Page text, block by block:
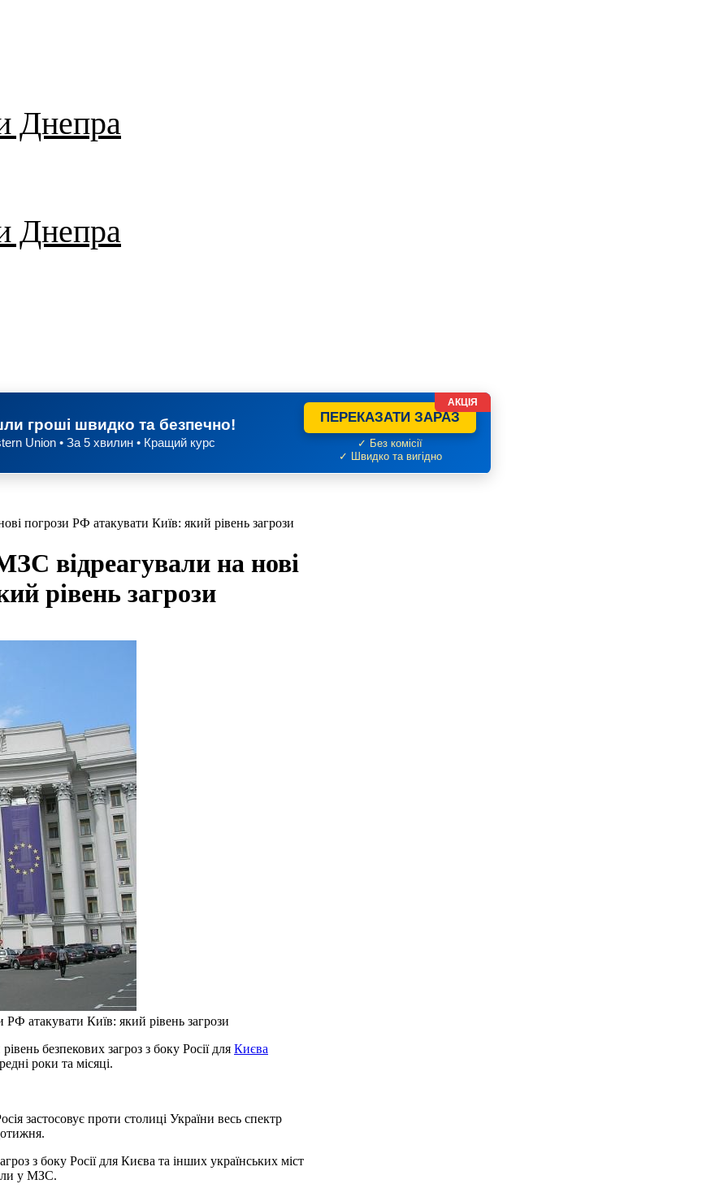
Днепра
Днепра
гроші швидко та безпечно!
Union • За 5 хвилин • Кращий курс
ПЕРЕКАЗАТИ ЗАРАЗ
✓ Без комісії
✓ Швидко та вигідно
АКЦІЯ
погрози РФ атакувати Київ: який рівень загрози
відреагували на нові
рівень загрози
атакувати Київ: який рівень загрози
безпекових загроз з боку Росії для Києва
роки та місяці.
застосовує проти столиці України весь спектр
з боку Росії для Києва та інших українських міст
у МЗС.